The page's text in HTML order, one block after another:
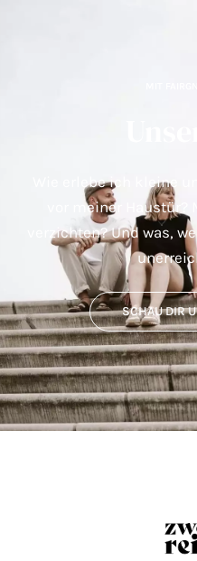
Wie erlebe ich kleine
vor meiner Haustür?
verzichten? Und was,
SCHAU DIR